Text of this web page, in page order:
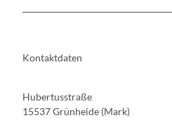
Kontaktdaten
Hubertusstraße
15537Grünheide (Mark)